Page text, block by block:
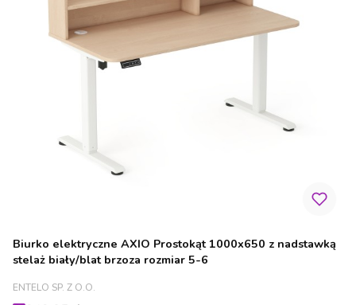
Biurko elektryczne AXIO Prostokąt 1000x650 z nadstawką
stelaż biały/blat brzoza rozmiar 5-6
PRODUCENT
ENTELO SP. Z O.O.